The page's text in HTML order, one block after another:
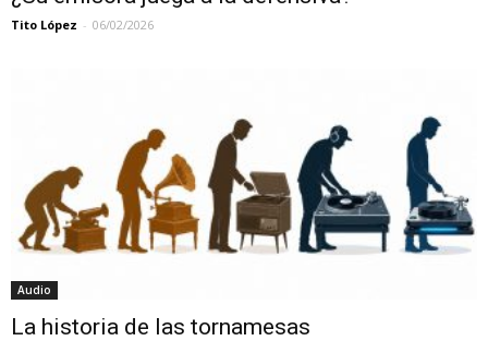
Tito López - 06/02/2026
Audio
La historia de las tornamesas